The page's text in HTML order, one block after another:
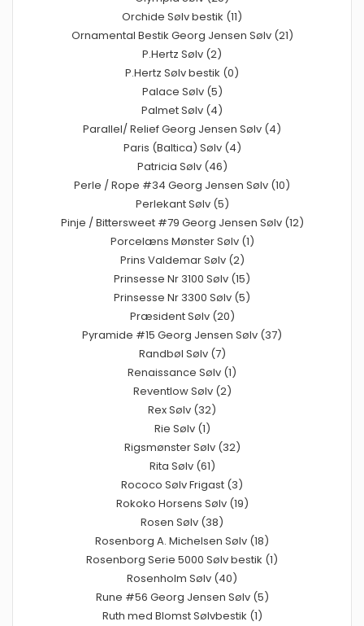
Orchide Sølv bestik (11)
Ornamental Bestik Georg Jensen Sølv (21)
P.Hertz Sølv (2)
P.Hertz Sølv bestik (0)
Palace Sølv (5)
Palmet Sølv (4)
Parallel/ Relief Georg Jensen Sølv (4)
Paris (Baltica) Sølv (4)
Patricia Sølv (46)
Perle / Rope #34 Georg Jensen Sølv (10)
Perlekant Sølv (5)
Pinje / Bittersweet #79 Georg Jensen Sølv (12)
Porcelæns Mønster Sølv (1)
Prins Valdemar Sølv (2)
Prinsesse Nr 3100 Sølv (15)
Prinsesse Nr 3300 Sølv (5)
Præsident Sølv (20)
Pyramide #15 Georg Jensen Sølv (37)
Randbøl Sølv (7)
Renaissance Sølv (1)
Reventlow Sølv (2)
Rex Sølv (32)
Rie Sølv (1)
Rigsmønster Sølv (32)
Rita Sølv (61)
Rococo Sølv Frigast (3)
Rokoko Horsens Sølv (19)
Rosen Sølv (38)
Rosenborg A. Michelsen Sølv (18)
Rosenborg Serie 5000 Sølv bestik (1)
Rosenholm Sølv (40)
Rune #56 Georg Jensen Sølv (5)
Ruth med Blomst Sølvbestik (1)